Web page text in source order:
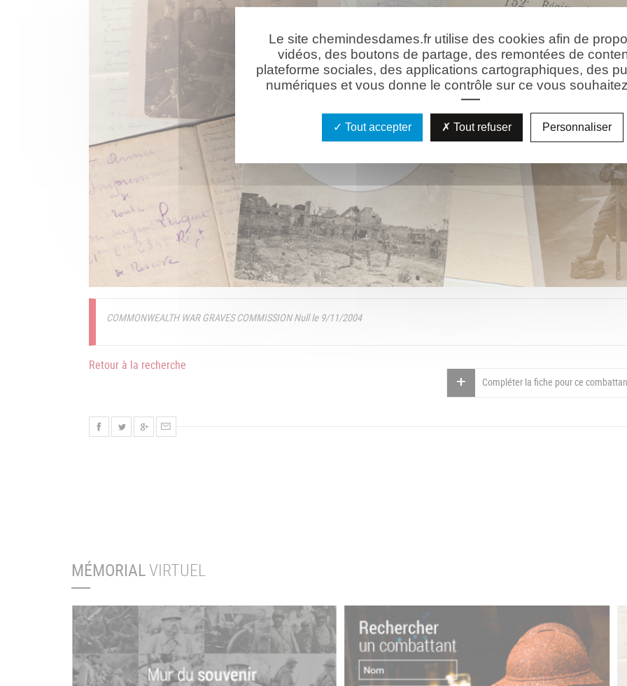
COMMONWEALTH WAR GRAVES COMMISSION Null le 9/11/2004
Compléter la fiche pour ce
Retour à la recherche
MÉMORIALVIRTUEL
Le site chemindesdames.fr utilise des cookies afin de
vidéos, des boutons de partage, des remontées de
plateforme sociales, des applications cartographiques, des
numériques et vous donne le contrôle sur ce vous
Tout accepter Tout refuser Personnaliser